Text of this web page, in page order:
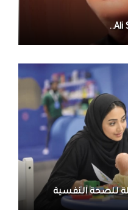
للصحة النفسية